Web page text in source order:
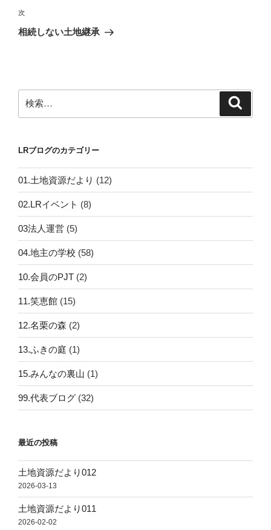
ビ
ゲ
ン
稿
次
の
次
相続しない土地継承
索:
LRブログのカテゴリー
01.土地資源だより (12)
02.LRイベント (8)
03法人運営 (5)
04.地主の学校 (58)
10.会員のPJT (2)
11.笑恵館 (15)
12.名栗の森 (2)
13.ふきの庭 (1)
15.みんなの裏山 (1)
99.代表ブログ (32)
最近の投稿
土地資源だより012
2026-03-13
土地資源だより011
2026-02-02